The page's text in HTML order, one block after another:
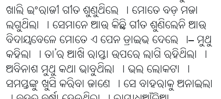
ଖାଲି ଇଂରାଜୀ ଗୀତ ଶୁଣୁଥିଲେ । ମୋତେ ବଡ଼ ମଜା
ଲଗୁଥିଲା । ସେମାନେ ଆଉ କିଛି ଗୀତ ଶୁଣିଲେନି ଆଉ
ବିଦାୟବେଳେ ମୋତେ ଏ ପେନ ଡ୍ରାଇଭ ଦେଲେ ।– ମୁଥୁ
କହିଲା । ତା’ର ଆଖି ରାସ୍ତା ଉପରେ ଲାଗି ରହିଥିଲା ।
ଅବିନାଶ ମୁଥୁ କଥା ଭାବୁଥିଲା । ଭଲ ଲୋକଟା ।
ସମସ୍ତଙ୍କୁ ଖୁସି କରିବା ଜାଣେ । ସେ ବାହରାକୁ ଅନାଇଲା